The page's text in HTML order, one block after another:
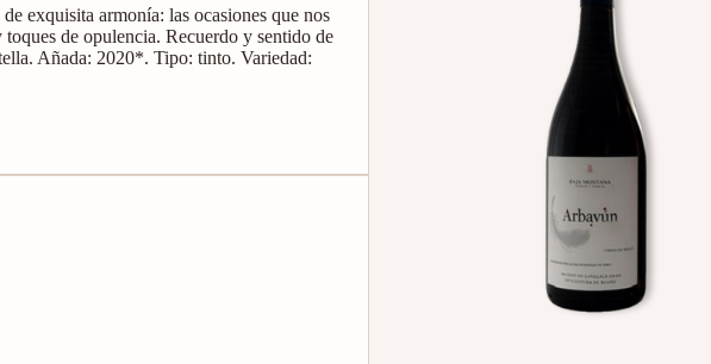
de exquisita armonía: las ocasiones que nos
de opulencia. Recuerdo y sentido de
Añada: 2020*. Tipo: tinto. Variedad: